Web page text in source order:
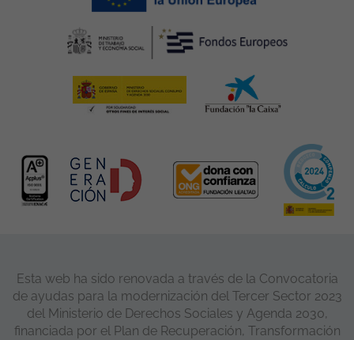
Esta web ha sido renovada a través de la Convocatoria
de ayudas para la modernización del Tercer Sector 2023
del Ministerio de Derechos Sociales y Agenda 2030,
financiada por el Plan de Recuperación, Transformación